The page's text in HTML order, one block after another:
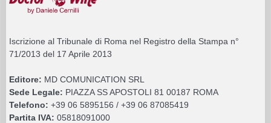
Iscrizione al Tribunale di Roma nel Registro della Stampa n°
71/2013 del 17 Aprile 2013
Editore: MD COMUNICATION SRL
Sede Legale: PIAZZA SS APOSTOLI 81 00187 ROMA
Telefono: +39 06 5895156 / +39 06 87085419
Partita IVA: 05818091000